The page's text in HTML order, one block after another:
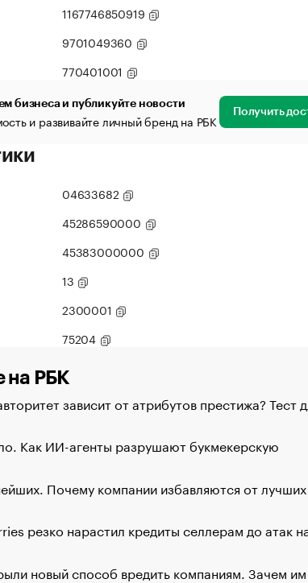
1167746850919
9701049360
770401001
бизнеса и публикуйте новости
и развивайте личный бренд на РБК Получить
04633682
45286590000
45383000000
13
2300001
75204
на РБК
зависит от атрибутов престижа? Тест
Как ИИ-агенты разрушают букмекерскую
Почему компании избавляются от лучших
резко нарастил кредиты селлерам до атак
новый способ вредить компаниям. Зачем